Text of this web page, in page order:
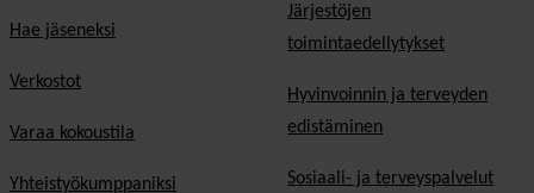
Hae jäseneksi
Verkostot
Varaa kokoustila
Yhteistyökumppaniksi
Järjestöjen
toimintaedellytykset
Hyvinvoinnin ja terveyden
edistäminen
Sosiaali- ja terveyspalvelut